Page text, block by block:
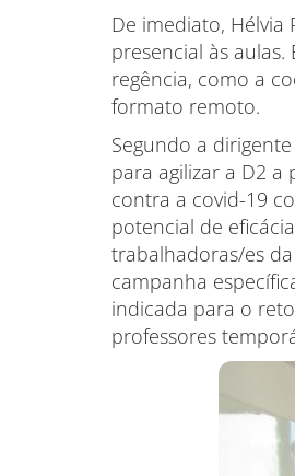
De imediato,
presencial às
regência, como a
formato remoto.
Segundo a
para agilizar a D2
contra a covid-19
potencial de
trabalhadoras/es
campanha
indicada para o
professores